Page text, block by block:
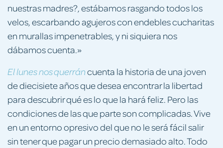
nuestras madres?, estábamos rasgando todos los
velos, escarbando agujeros con endebles cucharitas
en murallas impenetrables, y ni siquiera nos
dábamos cuenta.»
El lunes nos querráncuenta la historia de una joven
de diecisiete años que desea encontrar la libertad
para descubrir qué es lo que la hará feliz. Pero las
condiciones de las que parte son complicadas. Vive
en un entorno opresivo del que no le será fácil salir
sin tener que pagar un precio demasiado alto. Todo